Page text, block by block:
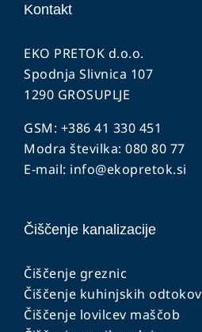
Kontakt
EKO PRETOK d.o.o.
Spodnja Slivnica 107
1290 GROSUPLJE
GSM: +386 41 330 451
Modra številka: 080 80 77
E-mail: info@ekopretok.si
Čiščenje kanalizacije
Čiščenje greznic
Čiščenje kuhinjskih odtokov
Čiščenje lovilcev maščob